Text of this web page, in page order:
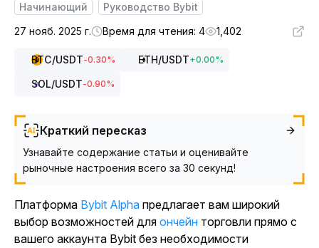
Начинающий
Руководство Bybit
27 нояб. 2025 г.
Время для чтения: 4 1,402
BTC/USDT-0.30% ETH/USDT+0.00%
SOL/USDT-0.90%
Краткий пересказ
Узнавайте содержание статьи и оценивайте
рыночные настроения всего за 30 секунд!
Платформа Bybit Alpha предлагает вам широкий
выбор возможностей для ончейн торговли прямо с
вашего аккаунта Bybit без необходимости